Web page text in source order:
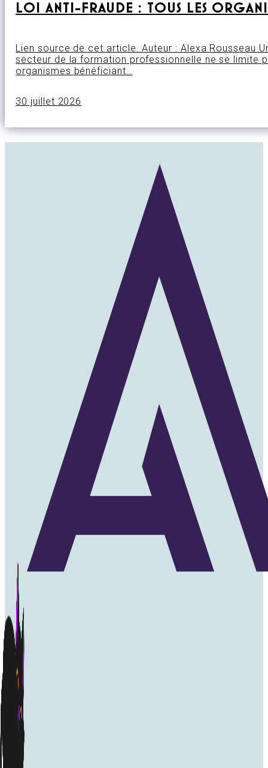
LOI ANTI-FRAUDE : TOUS LES
Lien source de cet article. Auteur : Alexa Rousseau
secteur de la formation professionnelle ne se limite
organismes bénéficiant…
30 juillet 2026